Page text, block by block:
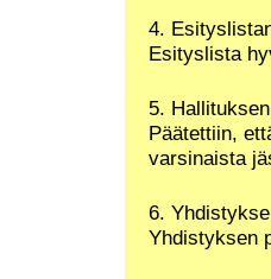
4.
Esityslista
5.
Päätettiin,
varsinaista
6.
Yhdistyksen